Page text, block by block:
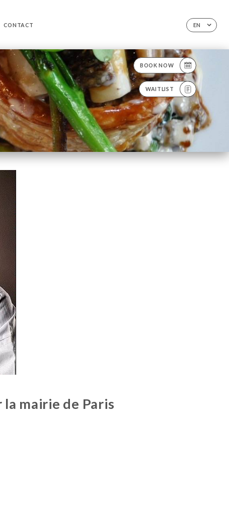
EN
CONTACT
BOOK NOW
WAITLIST
mairie de Paris